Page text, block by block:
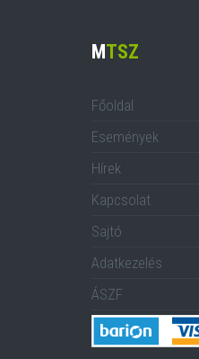
MTSZ
Főoldal
Események
Hírek
Kapcsolat
Sajtó
Adatkezelés
ÁSZF